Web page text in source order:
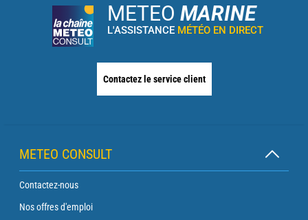
METEO MARINE
L'ASSISTANCE MÉTÉO EN DIRECT
Contactez le service client
METEO CONSULT
Contactez-nous
Nos offres d'emploi